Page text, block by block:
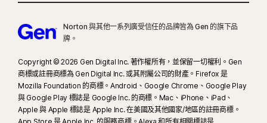
Norton 與其他一系列廣受信任的品牌皆為 Gen 的旗下品
牌。
Copyright © 2026 Gen Digital Inc. 著作權所有，並保留一切權利。Gen
商標或註冊商標為 Gen Digital Inc. 或其附屬公司的財產。Firefox 是
Mozilla Foundation 的商標。Android、Google Chrome、Google Play
與 Google Play 標誌是 Google Inc. 的商標。Mac、iPhone、iPad、
Apple 與 Apple 標誌是 Apple Inc. 在美國及其他國家/地區的註冊商標。